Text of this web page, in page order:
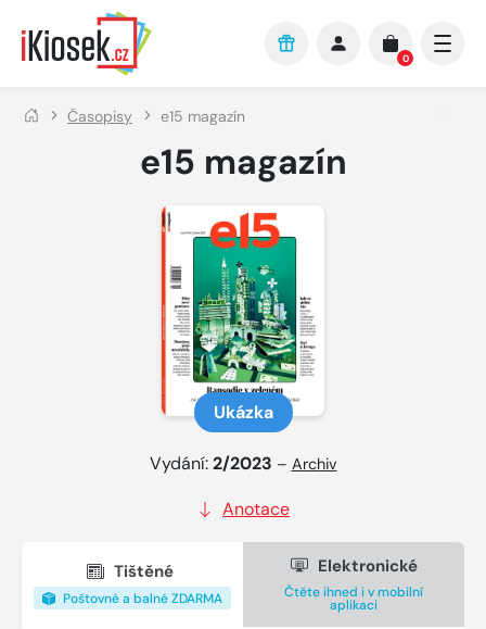
Přejít na hlavní obsah
0
Časopisy e15 magazín
e15 magazín
Ukázka
Vydání:2/2023 – Archiv
Anotace
Tištěné
Poštovné a balné ZDARMA
Elektronické
Čtěte ihned i v mobilní
aplikaci